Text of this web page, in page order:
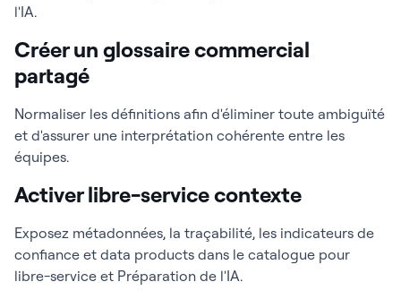
l'IA.
Créer un glossaire commercial
partagé
Normaliser les définitions afin d'éliminer toute ambiguïté
et d'assurer une interprétation cohérente entre les
équipes.
Activer libre-service contexte
Exposez métadonnées, la traçabilité, les indicateurs de
confiance et data products dans le catalogue pour
libre-service et Préparation de l'IA.